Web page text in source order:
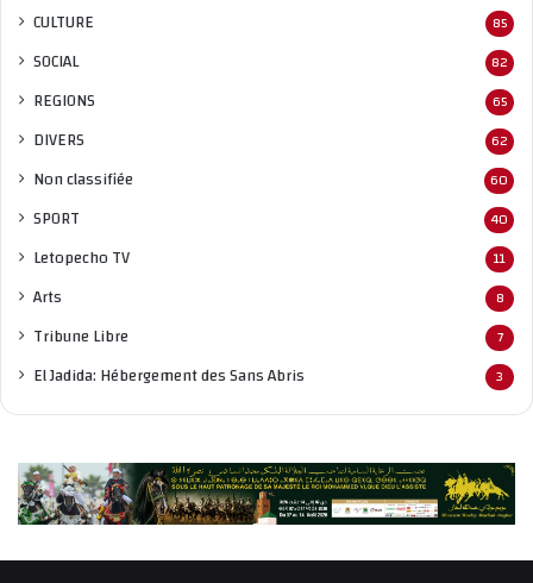
CULTURE 85
SOCIAL 82
REGIONS 65
DIVERS 62
Non classifiée 60
SPORT 40
Letopecho TV 11
Arts 8
Tribune Libre 7
El Jadida: Hébergement des Sans Abris 3